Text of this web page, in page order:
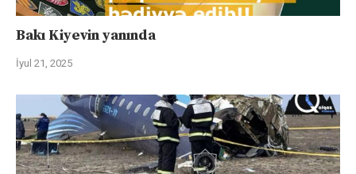
Bakı Kiyevin yanında
İyul 21, 2025